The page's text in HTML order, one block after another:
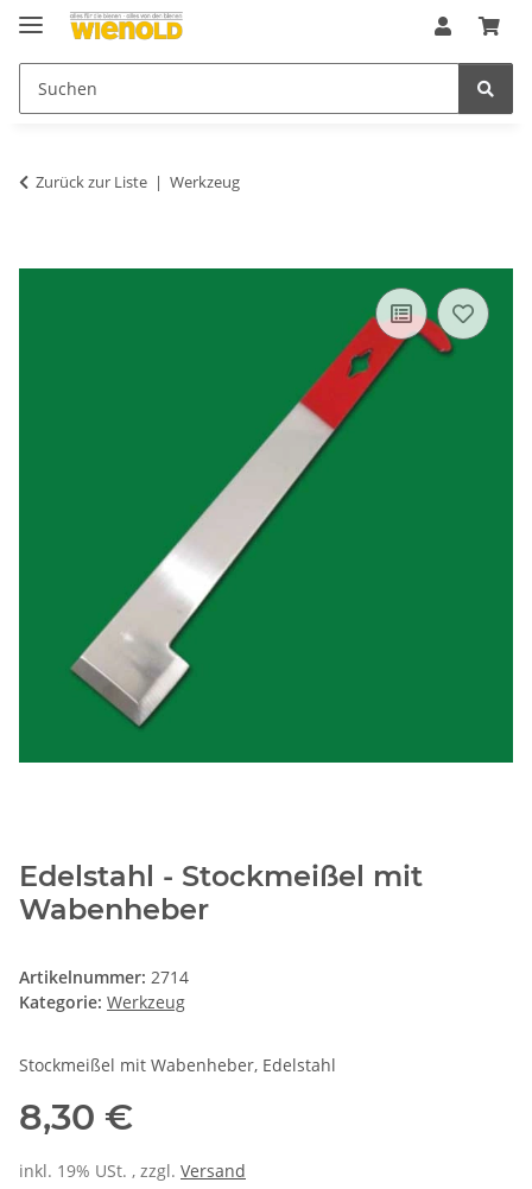
Zurück zur Liste Werkzeug
Edelstahl - Stockmeißel mit
Wabenheber
Artikelnummer: 2714
Kategorie: Werkzeug
Stockmeißel mit Wabenheber, Edelstahl
8,30 €
inkl. 19% USt. , zzgl. Versand